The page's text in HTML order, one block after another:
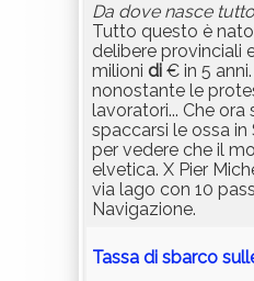
Da dove nasce
Tutto questo è
delibere provinciali
milioni di € in 5
nonostante le
lavoratori... Che
spaccarsi le ossa
per vedere che il
elvetica. X Pier
via lago con 10
Navigazione.
Tassa di sbarco